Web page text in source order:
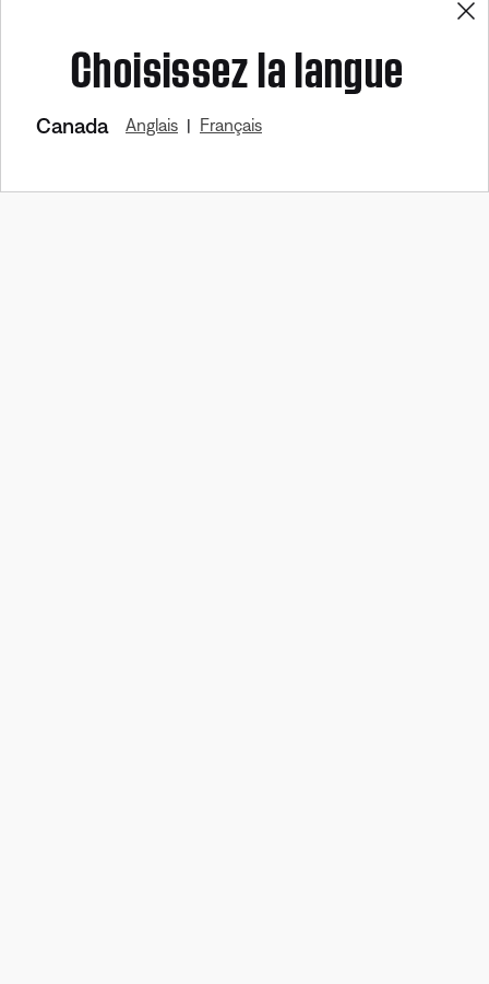
complète des conditions générales. Cette offre peut être
modifiée sans préavis. Vous pouvez vous désinscrire de
notre bulletin électronique à tout moment. Veuillez prendre
Choisissez la langue
Canada Anglais | Français